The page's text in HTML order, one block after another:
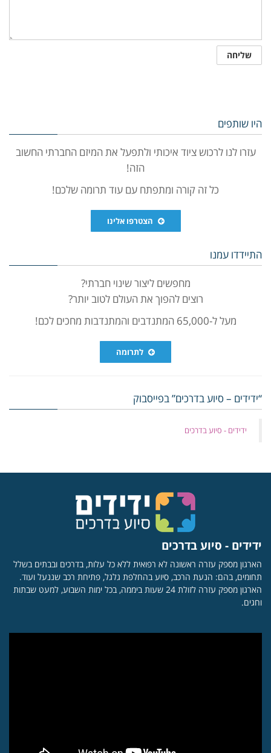
היו שותפים
עזרו לנו לרכוש ציוד איכותי ולתפעל את המיזם החברתי החשוב
הזה!
כל זה קורה ומתפתח עם עוד תרומה שלכם!
הצטרפו אלינו
התיידדו עמנו
מחפשים ליצור שינוי חברתי?
רוצים להפוך את העולם לטוב יותר?
מעל ל-65,000 המתנדבים והמתנדבות מחכים לכם!
לתרומה
“ידידים – סיוע בדרכים” בפייסבוק
‏ידידים - סיוע בדרכים
ידידים - סיוע בדרכים
הארגון מספק עזרה ראשונה לא רפואית ללא כל עלות, בדרכים ובבתים בשלל
תחומים, בהם: הנעת הרכב, סיוע בהחלפת גלגל, פתיחת רכב שננעל ועוד.
הארגון מספק עזרה לזולת 24 שעות ביממה, בכל ימות השבוע, למעט שבתות
וחגים.